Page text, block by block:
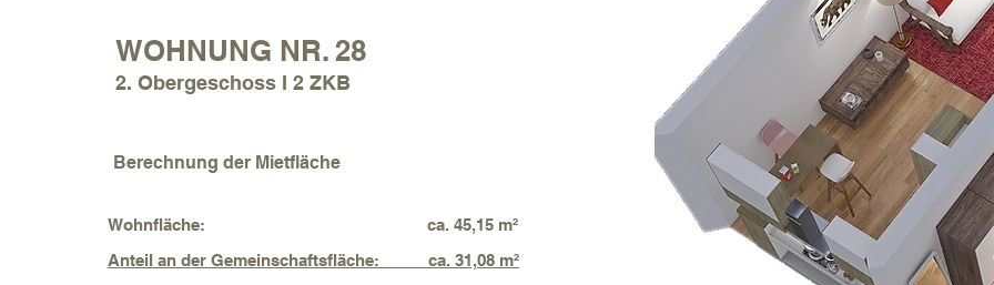
WOHNUNG NR. 28
2. Obergeschoss I 2 ZKB
Berechnung der Mietfläche
Wohnfläche: ca. 45,15 m²
Anteil an der Gemeinschaftsfläche: ca. 31,08 m²